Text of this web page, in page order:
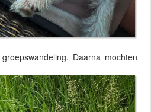
Daarna mochten